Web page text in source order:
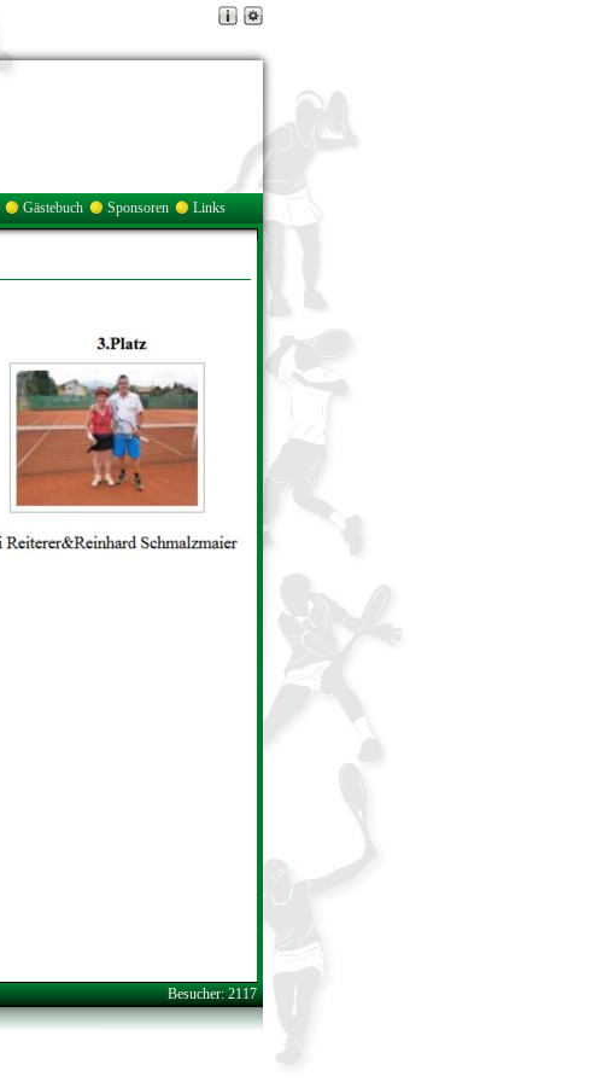
Gästebuch Sponsoren Links
Besucher: 2117